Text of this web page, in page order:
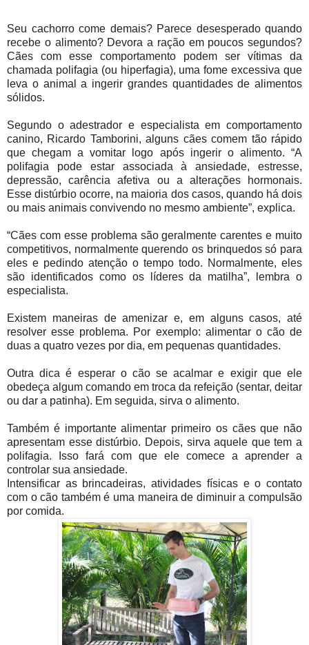
Seu cachorro come demais? Parece desesperado quando
recebe o alimento? Devora a ração em poucos segundos?
Cães com esse comportamento podem ser vítimas da
chamada polifagia (ou hiperfagia), uma fome excessiva que
leva o animal a ingerir grandes quantidades de alimentos
sólidos.
Segundo o adestrador e especialista em comportamento
canino, Ricardo Tamborini, alguns cães comem tão rápido
que chegam a vomitar logo após ingerir o alimento. “A
polifagia pode estar associada à ansiedade, estresse,
depressão, carência afetiva ou a alterações hormonais.
Esse distúrbio ocorre, na maioria dos casos, quando há dois
ou mais animais convivendo no mesmo ambiente”, explica.
“Cães com esse problema são geralmente carentes e muito
competitivos, normalmente querendo os brinquedos só para
eles e pedindo atenção o tempo todo. Normalmente, eles
são identificados como os líderes da matilha”, lembra o
especialista.
Existem maneiras de amenizar e, em alguns casos, até
resolver esse problema. Por exemplo: alimentar o cão de
duas a quatro vezes por dia, em pequenas quantidades.
Outra dica é esperar o cão se acalmar e exigir que ele
obedeça algum comando em troca da refeição (sentar, deitar
ou dar a patinha). Em seguida, sirva o alimento.
Também é importante alimentar primeiro os cães que não
apresentam esse distúrbio. Depois, sirva aquele que tem a
polifagia. Isso fará com que ele comece a aprender a
controlar sua ansiedade.
Intensificar as brincadeiras, atividades físicas e o contato
com o cão também é uma maneira de diminuir a compulsão
por comida.